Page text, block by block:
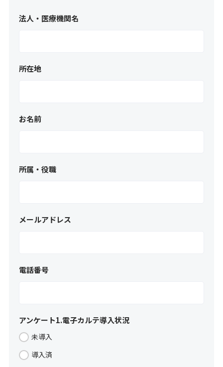
法人・医療機関名
所在地
お名前
所属・役職
メールアドレス
電話番号
アンケート1.電子カルテ導入状況
未導入
導入済